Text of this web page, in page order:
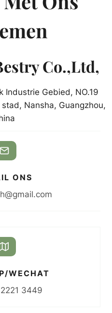
Co.,Ltd,
Industrie Gebied, NO.19
Nansha, Guangzhou,
ONS
WECHAT
3449